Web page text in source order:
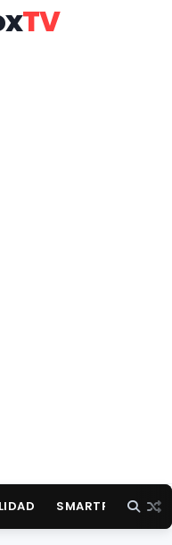
TV
SMARTPHONES